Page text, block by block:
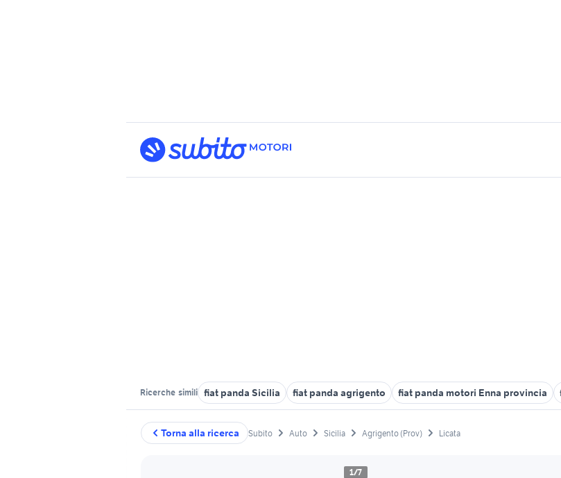
Ricerche simili fiat panda Sicilia fiat panda agrigento fiat panda motori Enna provincia
Torna alla ricerca Subito Auto Sicilia Agrigento (Prov) Licata
1/7